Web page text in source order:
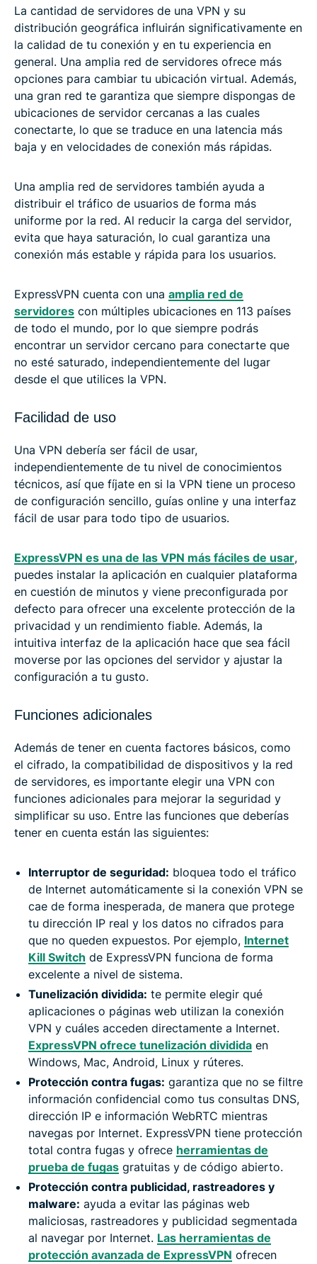
La cantidad de servidores de una VPN y su
distribución geográfica influirán significativamente en
la calidad de tu conexión y en tu experiencia en
general. Una amplia red de servidores ofrece más
opciones para cambiar tu ubicación virtual. Además,
una gran red te garantiza que siempre dispongas de
ubicaciones de servidor cercanas a las cuales
conectarte, lo que se traduce en una latencia más
baja y en velocidades de conexión más rápidas.
Una amplia red de servidores también ayuda a
distribuir el tráfico de usuarios de forma más
uniforme por la red. Al reducir la carga del servidor,
evita que haya saturación, lo cual garantiza una
conexión más estable y rápida para los usuarios.
ExpressVPN cuenta con una amplia red de
servidores con múltiples ubicaciones en 113 países
de todo el mundo, por lo que siempre podrás
encontrar un servidor cercano para conectarte que
no esté saturado, independientemente del lugar
desde el que utilices la VPN.
Facilidad de uso
Una VPN debería ser fácil de usar,
independientemente de tu nivel de conocimientos
técnicos, así que fíjate en si la VPN tiene un proceso
de configuración sencillo, guías online y una interfaz
fácil de usar para todo tipo de usuarios.
ExpressVPN es una de las VPN más fáciles de usar,
puedes instalar la aplicación en cualquier plataforma
en cuestión de minutos y viene preconfigurada por
defecto para ofrecer una excelente protección de la
privacidad y un rendimiento fiable. Además, la
intuitiva interfaz de la aplicación hace que sea fácil
moverse por las opciones del servidor y ajustar la
configuración a tu gusto.
Funciones adicionales
Además de tener en cuenta factores básicos, como
el cifrado, la compatibilidad de dispositivos y la red
de servidores, es importante elegir una VPN con
funciones adicionales para mejorar la seguridad y
simplificar su uso. Entre las funciones que deberías
tener en cuenta están las siguientes:
Interruptor de seguridad: bloquea todo el tráfico
de Internet automáticamente si la conexión VPN se
cae de forma inesperada, de manera que protege
tu dirección IP real y los datos no cifrados para
que no queden expuestos. Por ejemplo, Internet
Kill Switch de ExpressVPN funciona de forma
excelente a nivel de sistema.
Tunelización dividida: te permite elegir qué
aplicaciones o páginas web utilizan la conexión
VPN y cuáles acceden directamente a Internet.
ExpressVPN ofrece tunelización dividida en
Windows, Mac, Android, Linux y rúteres.
Protección contra fugas: garantiza que no se filtre
información confidencial como tus consultas DNS,
dirección IP e información WebRTC mientras
navegas por Internet. ExpressVPN tiene protección
total contra fugas y ofrece herramientas de
prueba de fugas gratuitas y de código abierto.
Protección contra publicidad, rastreadores y
malware: ayuda a evitar las páginas web
maliciosas, rastreadores y publicidad segmentada
al navegar por Internet. Las herramientas de
protección avanzada de ExpressVPN ofrecen